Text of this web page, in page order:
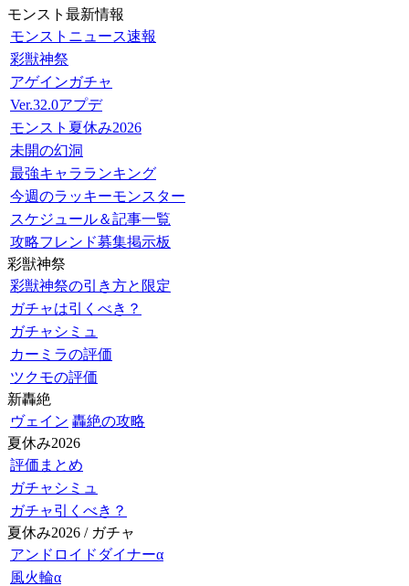
モンスト最新情報
モンストニュース速報
彩獣神祭
アゲインガチャ
Ver.32.0アプデ
モンスト夏休み2026
未開の幻洞
最強キャラランキング
今週のラッキーモンスター
スケジュール＆記事一覧
攻略フレンド募集掲示板
彩獣神祭
彩獣神祭の引き方と限定
ガチャは引くべき？
ガチャシミュ
カーミラの評価
ツクモの評価
新轟絶
ヴェイン 轟絶の攻略
夏休み2026
評価まとめ
ガチャシミュ
ガチャ引くべき？
夏休み2026 / ガチャ
アンドロイドダイナーα
風火輪α